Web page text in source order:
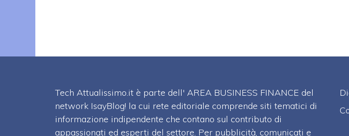
Tech Attualissimo.it è parte dell' AREA BUSINESS FINANCE del
network IsayBlog! la cui rete editoriale comprende siti tematici di
informazione indipendente che contano sul contributo di
appassionati ed esperti del settore. Per pubblicità, comunicati e